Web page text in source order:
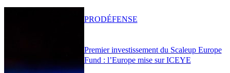
Premier investissement du Scaleup Europe
Fund : l’Europe mise sur ICEYE
PRODÉFENSE